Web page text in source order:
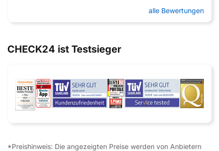
alle Bewertungen
CHECK24 ist Testsieger
*Preishinweis: Die angezeigten Preise werden von Anbietern